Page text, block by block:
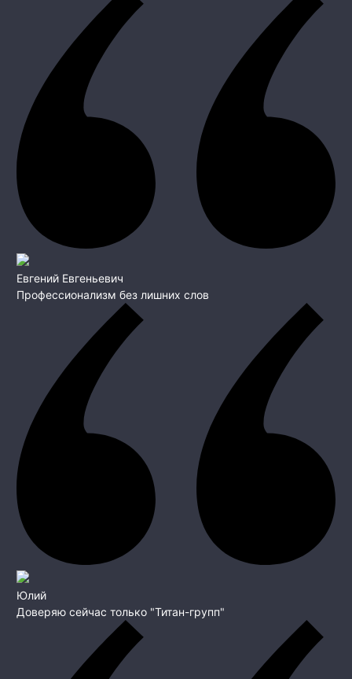
Евгений Евгеньевич
Профессионализм без лишних слов
Юлий
Доверяю сейчас только "Титан-групп"